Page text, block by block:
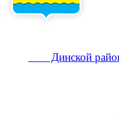
Динской